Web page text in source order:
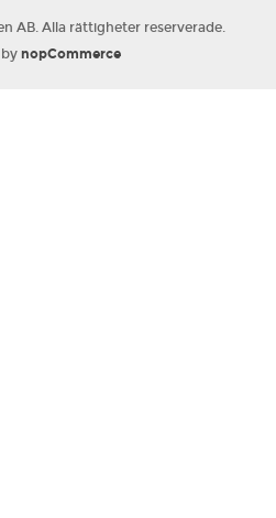
AB. Alla rättigheter reserverade.
nopCommerce